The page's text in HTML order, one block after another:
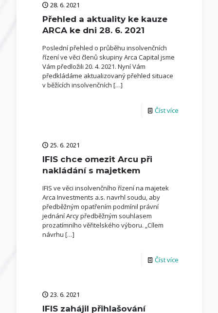
28. 6. 2021
Přehled a aktuality ke kauze
ARCA ke dni 28. 6. 2021
Poslední přehled o průběhu insolvenčních
řízení ve věci členů skupiny Arca Capital jsme
Vám předložili 20. 4. 2021. Nyní Vám
předkládáme aktualizovaný přehled situace
v běžících insolvenčních […]
Číst více
25. 6. 2021
IFIS chce omezit Arcu při
nakládání s majetkem
IFIS ve věci insolvenčního řízení na majetek
Arca Investments a.s. navrhl soudu, aby
předběžným opatřením podmínil právní
jednání Arcy předběžným souhlasem
prozatímního věřitelského výboru. „Cílem
návrhu […]
Číst více
23. 6. 2021
IFIS zahájil přihlašování